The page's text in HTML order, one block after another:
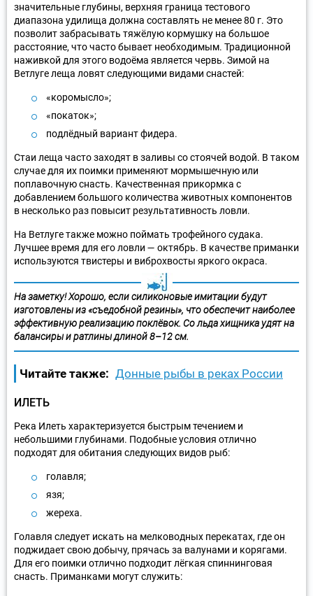
значительные глубины, верхняя граница тестового
диапазона удилища должна составлять не менее 80 г. Это
позволит забрасывать тяжёлую кормушку на большое
расстояние, что часто бывает необходимым. Традиционной
наживкой для этого водоёма является червь. Зимой на
Ветлуге леща ловят следующими видами снастей:
«коромысло»;
«покаток»;
подлёдный вариант фидера.
Стаи леща часто заходят в заливы со стоячей водой. В таком
случае для их поимки применяют мормышечную или
поплавочную снасть. Качественная прикормка с
добавлением большого количества животных компонентов
в несколько раз повысит результативность ловли.
На Ветлуге также можно поймать трофейного судака.
Лучшее время для его ловли — октябрь. В качестве приманки
используются твистеры и виброхвосты яркого окраса.
На заметку! Хорошо, если силиконовые имитации будут
изготовлены из «съедобной резины», что обеспечит наиболее
эффективную реализацию поклёвок. Со льда хищника удят на
балансиры и ратлины длиной 8–12 см.
Читайте также: Донные рыбы в реках России
ИЛЕТЬ
Река Илеть характеризуется быстрым течением и
небольшими глубинами. Подобные условия отлично
подходят для обитания следующих видов рыб:
голавля;
язя;
жереха.
Голавля следует искать на мелководных перекатах, где он
поджидает свою добычу, прячась за валунами и корягами.
Для его поимки отлично подходит лёгкая спиннинговая
снасть. Приманками могут служить: